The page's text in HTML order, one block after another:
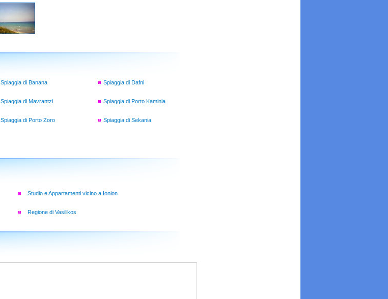
Spiaggia di Banana Spiaggia di Dafni
Spiaggia di Mavrantzi Spiaggia di Porto Kaminia
Spiaggia di Porto Zoro Spiaggia di Sekania
Studio e Appartamenti vicino a Ionion
Regione di Vasilikos